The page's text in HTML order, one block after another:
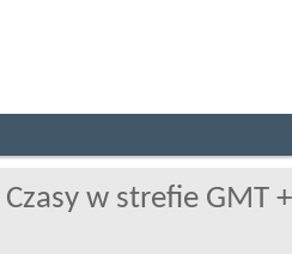
Czasy w strefie GMT